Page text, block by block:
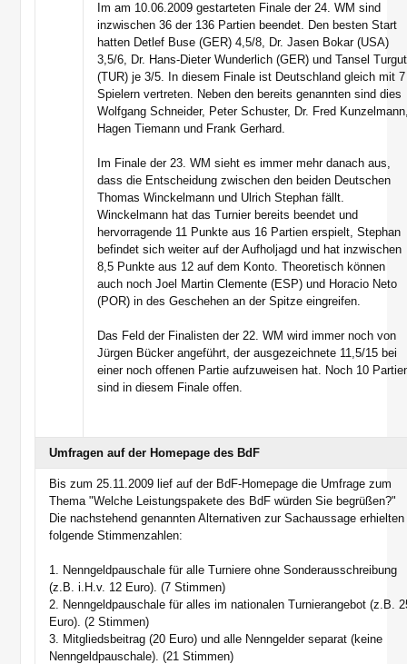
Im am 10.06.2009 gestarteten Finale der 24. WM sind
inzwischen 36 der 136 Partien beendet. Den besten Start
hatten Detlef Buse (GER) 4,5/8, Dr. Jasen Bokar (USA)
3,5/6, Dr. Hans-Dieter Wunderlich (GER) und Tansel Turgut
(TUR) je 3/5. In diesem Finale ist Deutschland gleich mit 7
Spielern vertreten. Neben den bereits genannten sind dies
Wolfgang Schneider, Peter Schuster, Dr. Fred
Hagen Tiemann und Frank Gerhard.
Im Finale der 23. WM sieht es immer mehr danach aus,
dass die Entscheidung zwischen den beiden Deutschen
Thomas Winckelmann und Ulrich Stephan fällt.
Winckelmann hat das Turnier bereits beendet und
hervorragende 11 Punkte aus 16 Partien erspielt, Stephan
befindet sich weiter auf der Aufholjagd und hat inzwischen
8,5 Punkte aus 12 auf dem Konto. Theoretisch können
auch noch Joel Martin Clemente (ESP) und Horacio Neto
(POR) in des Geschehen an der Spitze eingreifen.
Das Feld der Finalisten der 22. WM wird immer noch von
Jürgen Bücker angeführt, der ausgezeichnete 11,5/15 bei
einer noch offenen Partie aufzuweisen hat. Noch 10
sind in diesem Finale offen.
Umfragen auf der Homepage des BdF
Bis zum 25.11.2009 lief auf der BdF-Homepage die Umfrage zum
Thema "Welche Leistungspakete des BdF würden Sie begrüßen?"
Die nachstehend genannten Alternativen zur Sachaussage erhielten
folgende Stimmenzahlen:
1. Nenngeldpauschale für alle Turniere ohne Sonderausschreibung
(z.B. i.H.v. 12 Euro). (7 Stimmen)
2. Nenngeldpauschale für alles im nationalen Turnierangebot (z.B.
Euro). (2 Stimmen)
3. Mitgliedsbeitrag (20 Euro) und alle Nenngelder separat (keine
Nenngeldpauschale). (21 Stimmen)